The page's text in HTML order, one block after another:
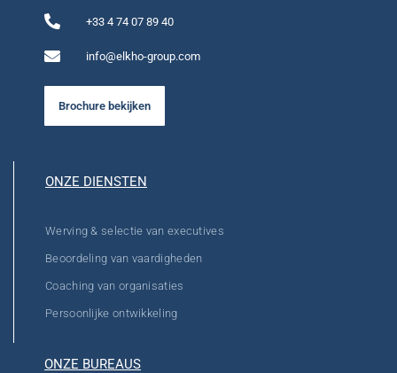
+33 4 74 07 89 40
info@elkho-group.com
Brochure bekijken
ONZE DIENSTEN
Werving & selectie van executives
Beoordeling van vaardigheden
Coaching van organisaties
Persoonlijke ontwikkeling
ONZE BUREAUS